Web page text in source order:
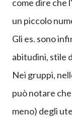
come dire che
un piccolo
Gli es. sono
abitudini, stile
Nei gruppi,
può notare
meno) degli